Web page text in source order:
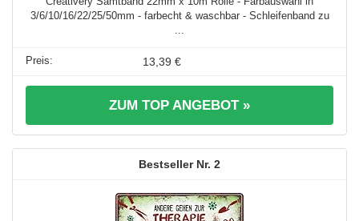
3/6/10/16/22/25/50mm - farbecht & waschbar - Schleifenband zu
13,39 €
ZUM TOP ANGEBOT »
2